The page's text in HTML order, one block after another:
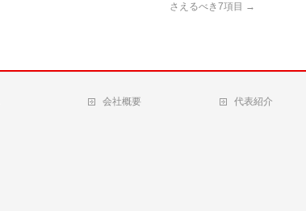
さえるべき7項目 →
会社概要 代表紹介